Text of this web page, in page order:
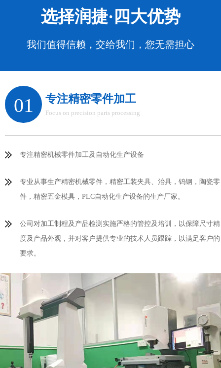
选择润捷·四大优势
我们值得信赖，交给我们，您无需担心
01 专注精密零件加工
Focus on precision parts processing
专注精密机械零件加工及自动化生产设备
专业从事生产精密机械零件，精密工装夹具、治具，钨钢，陶瓷零
件，精密五金模具，PLC自动化生产设备的生产厂家。
公司对加工制程及产品检测实施严格的管控及培训，以保障尺寸精
度及产品外观，并对客户提供专业的技术人员跟踪，以满足客户的
要求。